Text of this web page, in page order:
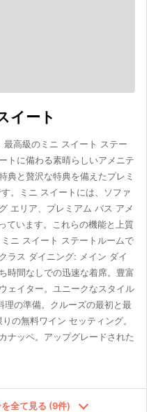
イート
高級のミニ スイート ステー
トに備わる素晴らしいアメニテ
典と贅沢な特典を備えたプレミ
。ミニ スイートには、ソファ
エリア、プレミアム バス アメ
ています。これらの機能と上質
ニ スイート ステートルームで
ラス ダイニング: メイン ダイ
時間なしでの迅速な着席。豊富
ェイター。ユニークなスタイル
理の準備。クルーズの最初と最
の無料ワイン セッティング。
ナッペ。アップグレードされた
全て見る (9件)